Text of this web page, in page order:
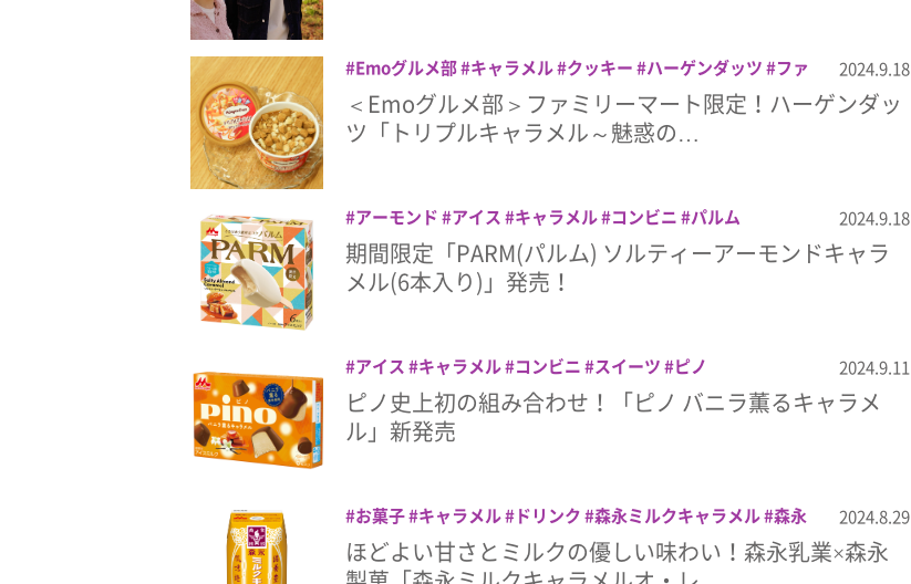
Emoグルメ部 キャラメル クッキー ハーゲンダッツ
ファ
ミリーマート
2024.9.18
＜Emoグルメ部＞ファミリーマート限定！ハーゲンダッ
ツ「トリプルキャラメル～魅惑の…
アーモンド アイス キャラメル コンビニ パルム 2024.9.18
期間限定「PARM(パルム) ソルティーアーモンドキャラ
メル(6本入り)」発売！
アイス キャラメル コンビニ スイーツ ピノ 2024.9.11
ピノ史上初の組み合わせ！「ピノ バニラ薫るキャラメ
ル」新発売
お菓子 キャラメル ドリンク 森永ミルクキャラメル 森永
ミルクキャラメルオ・レ
2024.8.29
ほどよい甘さとミルクの優しい味わい！森永乳業×森永